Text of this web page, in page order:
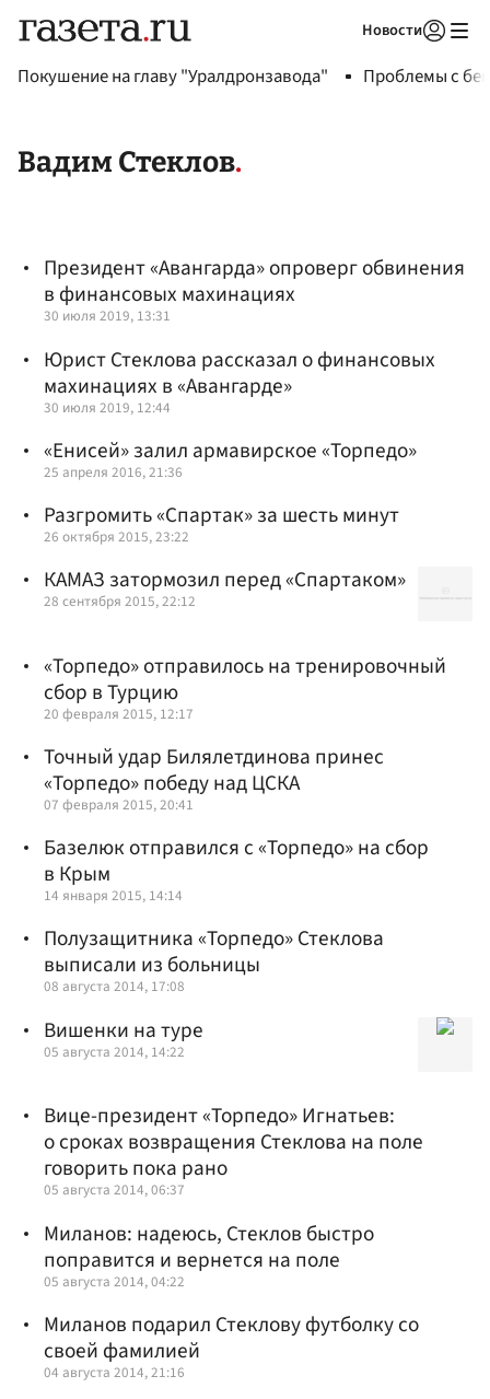
Новости
Покушение на главу "Уралдронзавода" Проблемы с
Вадим Стеклов
Президент «Авангарда» опроверг обвинения
в финансовых махинациях
30 июля 2019, 13:31
Юрист Стеклова рассказал о финансовых
махинациях в «Авангарде»
30 июля 2019, 12:44
«Енисей» залил армавирское «Торпедо»
25 апреля 2016, 21:36
Разгромить «Спартак» за шесть минут
26 октября 2015, 23:22
КАМАЗ затормозил перед «Спартаком»
28 сентября 2015, 22:12
«Торпедо» отправилось на тренировочный
сбор в Турцию
20 февраля 2015, 12:17
Точный удар Билялетдинова принес
«Торпедо» победу над ЦСКА
07 февраля 2015, 20:41
Базелюк отправился с «Торпедо» на сбор
в Крым
14 января 2015, 14:14
Полузащитника «Торпедо» Стеклова
выписали из больницы
08 августа 2014, 17:08
Вишенки на туре
05 августа 2014, 14:22
Вице-президент «Торпедо» Игнатьев:
о сроках возвращения Стеклова на поле
говорить пока рано
05 августа 2014, 06:37
Миланов: надеюсь, Стеклов быстро
поправится и вернется на поле
05 августа 2014, 04:22
Миланов подарил Стеклову футболку со
своей фамилией
04 августа 2014, 21:16